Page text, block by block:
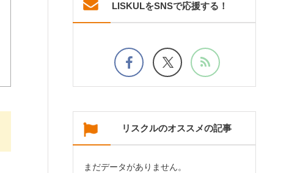
LISKULをSNSで応援する！
リスクルのオススメの記事
まだデータがありません。